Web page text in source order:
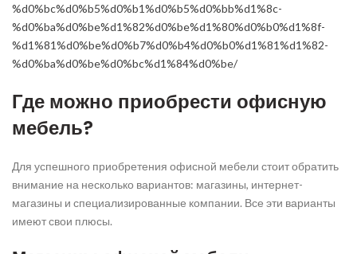
%d0%bc%d0%b5%d0%b1%d0%b5%d0%bb%d1%8c-
%d0%ba%d0%be%d1%82%d0%be%d1%80%d0%b0%d1%8f-
%d1%81%d0%be%d0%b7%d0%b4%d0%b0%d1%81%d1%82-
%d0%ba%d0%be%d0%bc%d1%84%d0%be/
Где можно приобрести офисную
мебель?
Для успешного приобретения офисной мебели стоит обратить
внимание на несколько вариантов: магазины, интернет-
магазины и специализированные компании. Все эти варианты
имеют свои плюсы.